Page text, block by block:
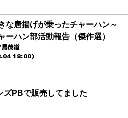
な唐揚げが乗ったチャーハン～
ーハン部活動報告（傑作選）
島茂道
18:00)
ズPBで販売してました